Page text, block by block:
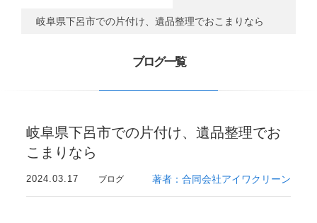
岐阜県下呂市での片付け、遺品整理でおこまりなら
ブログ一覧
岐阜県下呂市での片付け、遺品整理でお
こまりなら
2024.03.17 ブログ 著者：合同会社アイワクリーン